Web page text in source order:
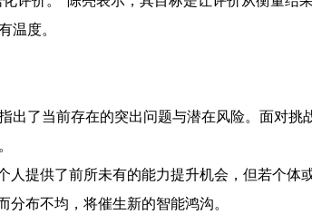
温度。
出了当前存在的突出问题与潜在风险。面对
提供了前所未有的能力提升机会，但若个体
分布不均，将催生新的智能鸿沟。